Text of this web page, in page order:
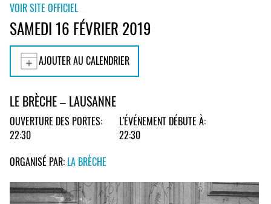
VOIR SITE OFFICIEL
SAMEDI 16 FÉVRIER 2019
AJOUTER AU CALENDRIER
LE BRÈCHE – LAUSANNE
OUVERTURE DES PORTES:
22:30
L'ÉVÉNEMENT DÉBUTE À:
22:30
ORGANISÉ PAR: LA BRÈCHE